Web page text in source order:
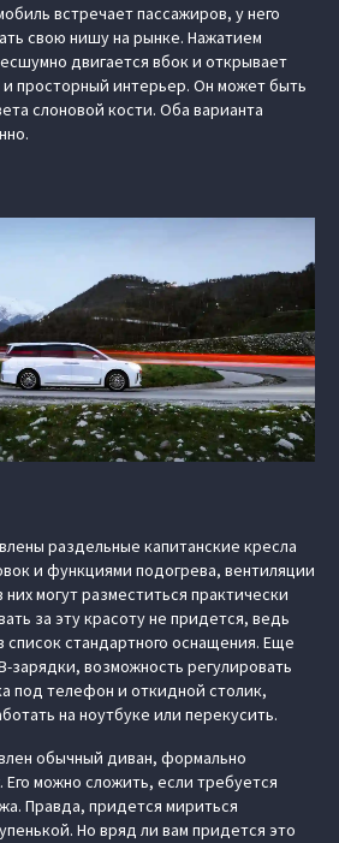
встречает пассажиров, у него
свою нишу на рынке. Нажатием
двигается вбок и открывает
и просторный интерьер. Он может быть
слоновой кости. Оба варианта
раздельные капитанские кресла
и функциями подогрева, вентиляции
могут разместиться практически
за эту красоту не придется, ведь
список стандартного оснащения. Еще
зарядки, возможность регулировать
под телефон и откидной столик,
на ноутбуке или перекусить.
обычный диван, формально
Его можно сложить, если требуется
Правда, придется мириться
Но вряд ли вам придется это